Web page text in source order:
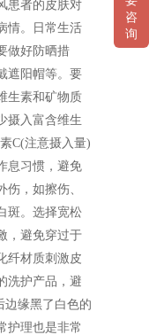
患者的皮肤对
情。日常生活
做好防晒措
遮阳帽等。要
生素和矿物质
摄入富含维生
C(注意摄入量)
息习惯，避免
，如擦伤、
斑。选择宽松
，避免穿过于
纤材质刺激皮
洗护产品，避
边缘黑了白色的
护理也是非常
咨
询